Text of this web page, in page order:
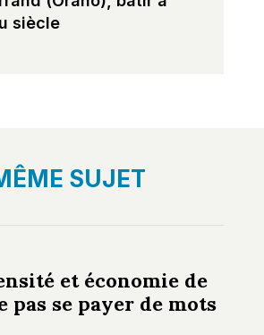
siècle
SUJET
et économie de
pas se payer de mots